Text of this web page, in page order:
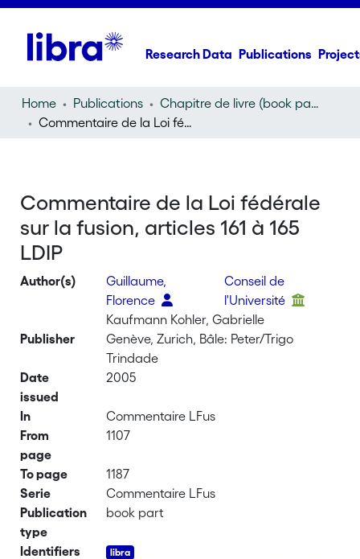
Research Data Publications
Home Publications
Chapitre de livre (book part)
Commentaire de la Loi fédérale sur la fusion, articles 161 à 165 LDIP
Commentaire de la Loi fédérale
sur la fusion, articles 161 à 165
LDIP
Author(s)
Guillaume,
Florence
Conseil de
l'Université
Kaufmann Kohler, Gabrielle
Publisher
Genève, Zurich, Bâle: Peter/Trigo
Trindade
Date
issued
2005
In
Commentaire LFus
From
page
1107
To page
1187
Serie
Commentaire LFus
Publication
type
book part
Identifiers